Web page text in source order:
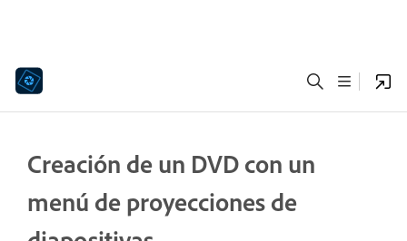
Creación de un DVD con un
menú de proyecciones de